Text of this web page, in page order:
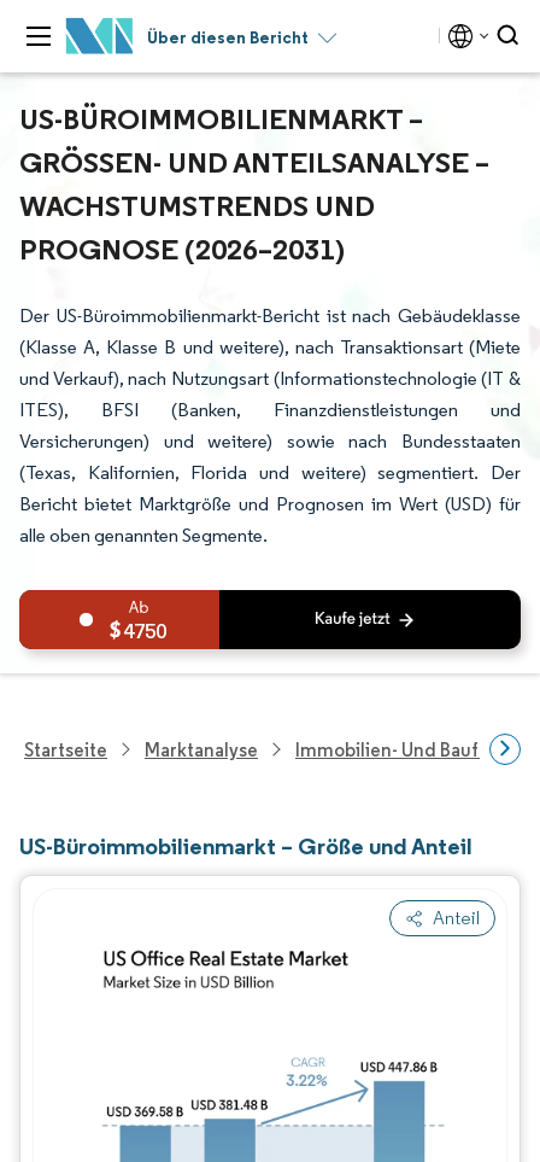
Über diesen Bericht
US-BÜROIMMOBILIENMARKT –
GRÖSSEN- UND ANTEILSANALYSE – W
ACHSTUMSTRENDS UND P
ROGNOSE (2026–2031)
Der US-Büroimmobilienmarkt-Bericht ist nach Gebäudeklasse
(Klasse A, Klasse B und weitere), nach Transaktionsart (Miete
und Verkauf), nach Nutzungsart (Informationstechnologie (IT &
ITES), BFSI (Banken, Finanzdienstleistungen und
Versicherungen) und weitere) sowie nach Bundesstaaten
(Texas, Kalifornien, Florida und weitere) segmentiert. Der
Bericht bietet Marktgröße und Prognosen im Wert (USD) für
alle oben genannten Segmente.
4750
Startseite Marktanalyse Immobilien- Und
US-Büroimmobilienmarkt – Größe und Anteil
Anteil